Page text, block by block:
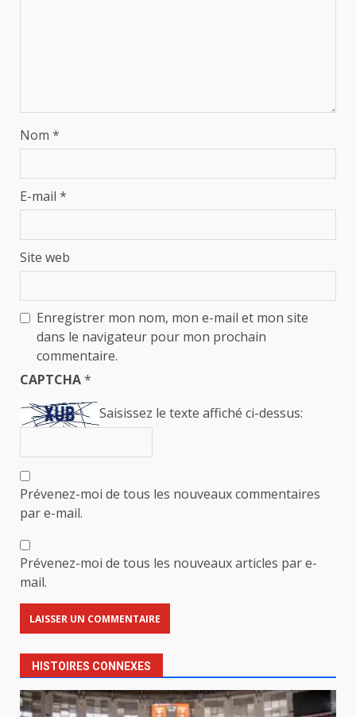
Nom *
E-mail *
Site web
Enregistrer mon nom, mon e-mail et mon site
dans le navigateur pour mon prochain
commentaire.
CAPTCHA*
Saisissez le texte affiché ci-dessus:
Prévenez-moi de tous les nouveaux commentaires
par e-mail.
Prévenez-moi de tous les nouveaux articles par e-
mail.
HISTOIRES CONNEXES